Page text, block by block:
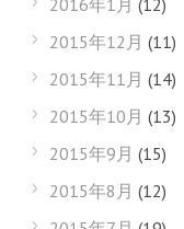
2016年1月 (12)
2015年12月 (11)
2015年11月 (14)
2015年10月 (13)
2015年9月 (15)
2015年8月 (12)